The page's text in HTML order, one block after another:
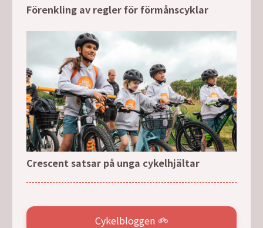
Förenkling av regler för förmånscyklar
Crescent satsar på unga cykelhjältar
Cykelbloggen